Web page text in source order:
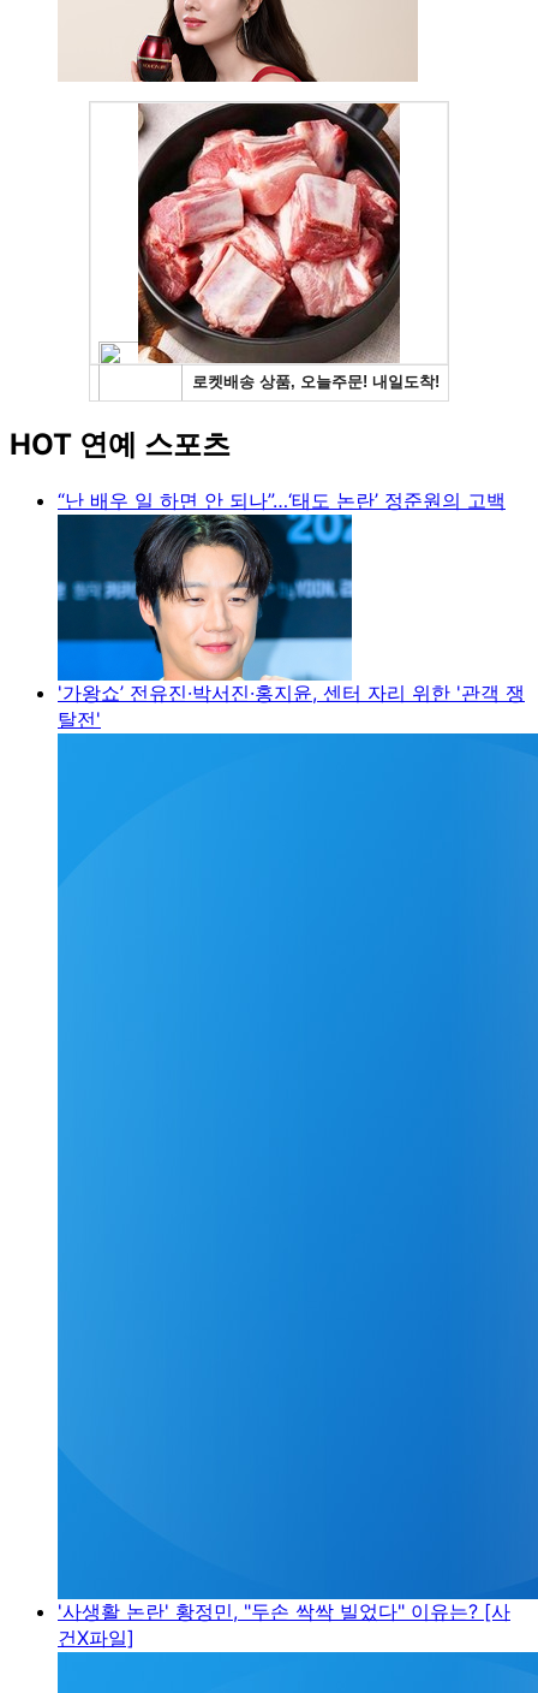
HOT 연예 스포츠
“난 배우 일 하면 안 되나”…‘태도 논란’ 정준원의 고백
'가왕쇼’ 전유진·박서진·홍지윤, 센터 자리 위한 '관객 쟁
탈전'
'사생활 논란' 황정민, "두손 싹싹 빌었다" 이유는? [사
건X파일]